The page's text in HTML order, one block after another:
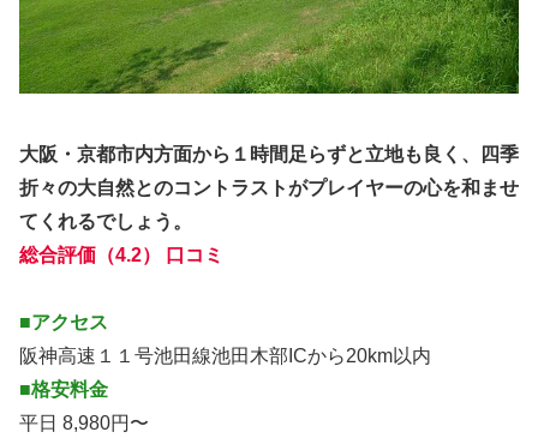
大阪・京都市内方面から１時間足らずと立地も良く、四季
折々の大自然とのコントラストがプレイヤーの心を和ませ
てくれるでしょう。
総合評価（4.2） 口コミ
■アクセス
阪神高速１１号池田線池田木部ICから20km以内
■格安料金
平日 8,980円〜